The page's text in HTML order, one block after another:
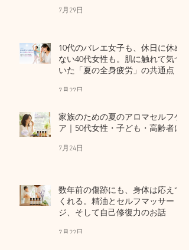
7月29日
10代のバレエ女子も、休日に休め
ない40代女性も。肌に触れて気づ
いた「夏の全身疲労」の共通点
7月27日
家族のための夏のアロマセルフケ
ア｜50代女性・子ども・高齢者に
7月24日
数年前の傷跡にも、身体は応えて
くれる。精油とセルフマッサー
ジ、そして自己修復力のお話
7月22日